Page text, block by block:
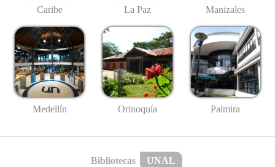
Caribe La Paz Manizales
Medellín Orinoquía Palmira
Bibliotecas UNAL